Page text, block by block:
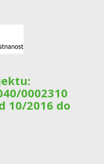
0002310
10/2016 do